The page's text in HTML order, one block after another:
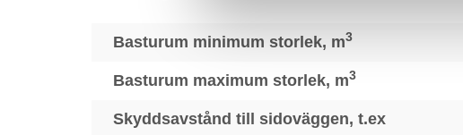
Basturum minimum storlek, m3
Basturum maximum storlek, m3
Skyddsavstånd till sidoväggen, t.ex